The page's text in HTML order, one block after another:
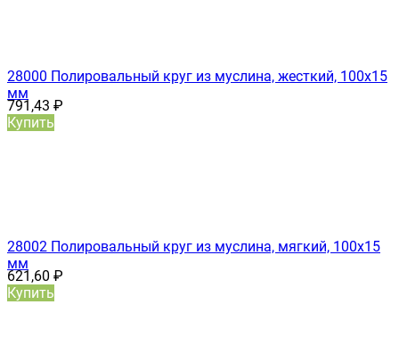
28000 Полировальный круг из муслина, жесткий, 100x15
мм
791,43 ₽
Купить
28002 Полировальный круг из муслина, мягкий, 100x15
мм
621,60 ₽
Купить